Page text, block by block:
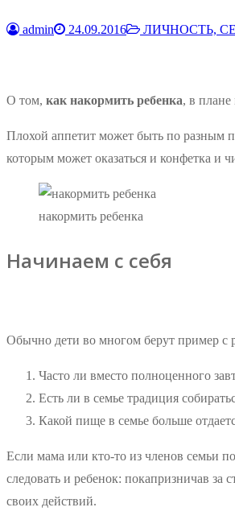
admin 24.09.2016 ЛИЧНОСТЬ,
О том, как накормить ребенка, в плане
Плохой аппетит может быть по разным
которым может оказаться и конфетка и
накормить ребенка
Начинаем с себя
Обычно дети во многом берут пример с
Часто ли вместо полноценного
Есть ли в семье традиция
Какой пище в семье больше
Если мама или кто-то из членов семьи
следовать и ребенок: покапризничав
своих действий.